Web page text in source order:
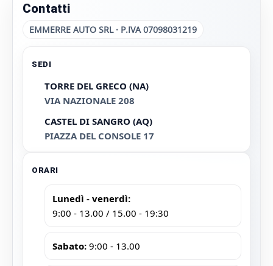
Contatti
EMMERRE AUTO SRL · P.IVA 07098031219
SEDI
TORRE DEL GRECO (NA)
VIA NAZIONALE 208
CASTEL DI SANGRO (AQ)
PIAZZA DEL CONSOLE 17
ORARI
Lunedì - venerdì:
9:00 - 13.00 / 15.00 - 19:30
Sabato: 9:00 - 13.00